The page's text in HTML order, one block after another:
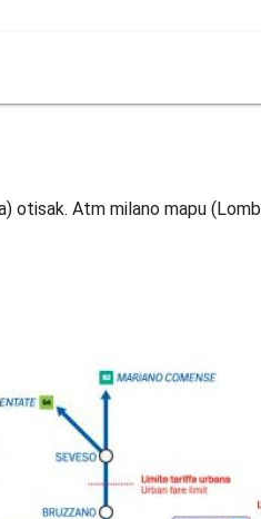
otisak. Atm milano mapu